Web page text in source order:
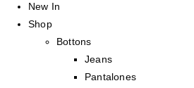
New In
Shop
Bottons
Jeans
Pantalones